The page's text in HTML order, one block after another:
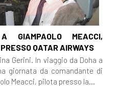
GIAMPAOLO MEACCI,
QATAR AIRWAYS
Gerini. In viaggio da Doha a
giornata da comandante di
Meacci, pilota presso la...